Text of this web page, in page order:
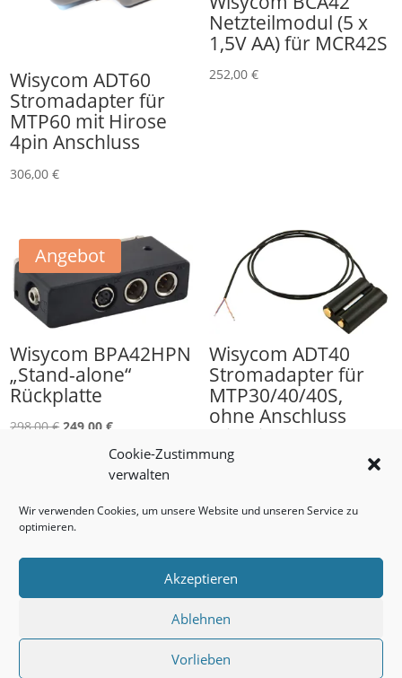
Cookie-Zustimmung
verwalten
Wir verwenden Cookies, um unsere Website und unseren Service zu
optimieren.
Akzeptieren
Ablehnen
Vorlieben
Wisycom ADT60
Stromadapter für
MTP60 mit Hirose
4pin Anschluss
306,00€
Netzteilmodul (5 x
1,5V AA) für MCR42S
252,00 €
Angebot
Wisycom BPA42HPN
„Stand-alone“
Rückplatte
298,00€ Ursprünglicher
249,00€Aktueller
Preis
ist:
Wisycom ADT40
Stromadapter für
MTP30/40/40S,
ohne Anschluss
(Pigtail)
174,00
Cookie-Richtlinie (EU)